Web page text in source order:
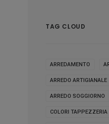
TAG CLOUD
ARREDAMENTO
ARREDO ARTIGIANALE
ARREDO SOGGIORNO
COLORI TAPPEZZERIA